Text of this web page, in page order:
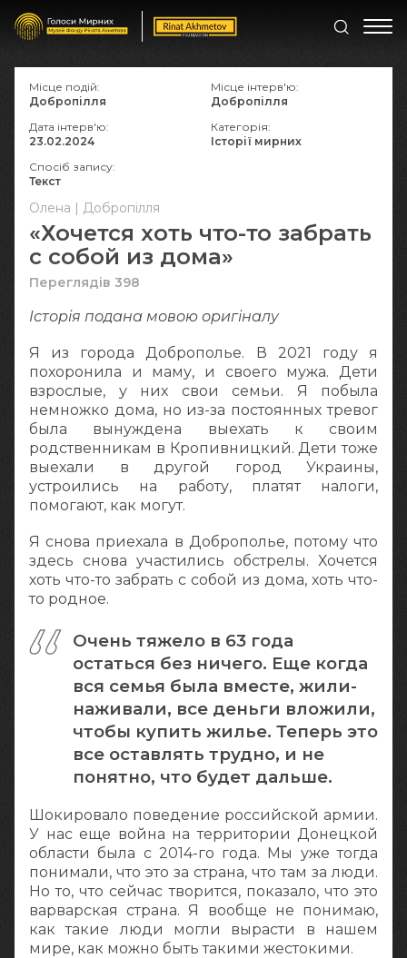
Олена | Добропілля
«Хочется хоть что-то забрать
с собой из дома»
Переглядів 398
Історія подана мовою оригіналy
Я из города Доброполье. В 2021 году я
похоронила и маму, и своего мужа. Дети
взрослые, у них свои семьи. Я побыла
немножко дома, но из-за постоянных тревог
была вынуждена выехать к своим
родственникам в Кропивницкий. Дети тоже
выехали в другой город Украины,
устроились на работу, платят налоги,
помогают, как могут.
Я снова приехала в Доброполье, потому что
здесь снова участились обстрелы. Хочется
хоть что-то забрать с собой из дома, хоть что-
то родное.
Очень тяжело в 63 года
остаться без ничего. Еще когда
вся семья была вместе, жили-
наживали, все деньги вложили,
чтобы купить жилье. Теперь это
все оставлять трудно, и не
понятно, что будет дальше.
Шокировало поведение российской армии.
У нас еще война на территории Донецкой
области была с 2014-го года. Мы уже тогда
понимали, что это за страна, что там за люди.
Но то, что сейчас творится, показало, что это
варварская страна. Я вообще не понимаю,
как такие люди могли вырасти в нашем
мире, как можно быть такими жестокими.
Місце подій:
Добропілля
Місце інтерв'ю:
Добропілля
Дата інтерв'ю:
23.02.2024
Категорія:
Історії мирних
Спосіб запису:
Текст